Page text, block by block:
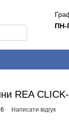
ПН-
REA
Написати відгук